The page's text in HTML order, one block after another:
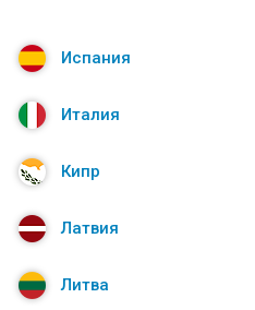
Испания
Италия
Кипр
Латвия
Литва